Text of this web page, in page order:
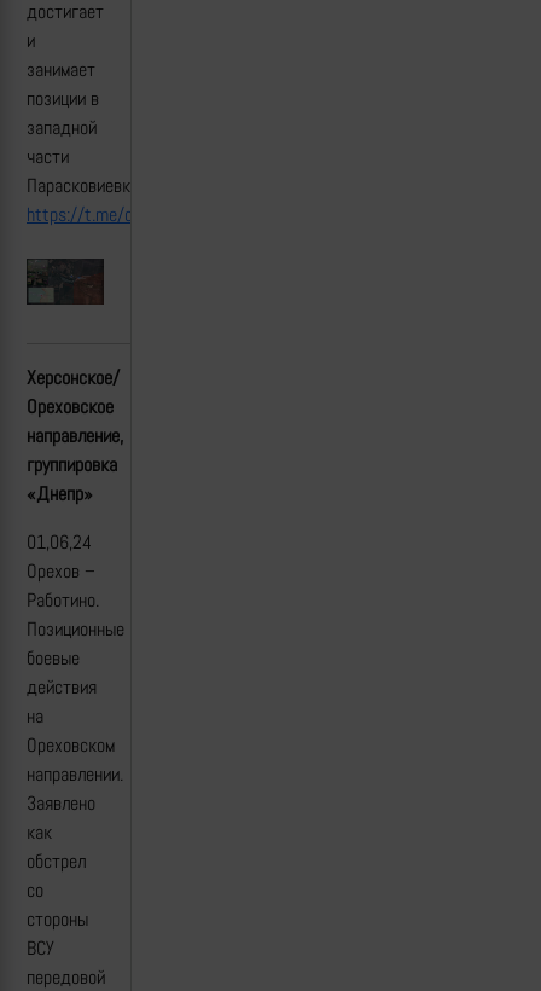
достигает
и
занимает
позиции в
западной
части
Парасковиевки.
https://t.me/creamy_caprice/5718
Херсонское/
Ореховское
направление,
группировка
«Днепр»
01,06,24
Орехов –
Работино.
Позиционные
боевые
действия
на
Ореховском
направлении.
Заявлено
как
обстрел
со
стороны
ВСУ
передовой